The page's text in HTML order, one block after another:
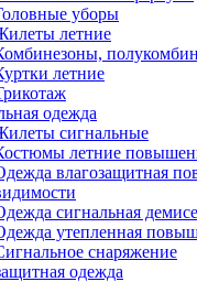
уборы
летние
летние
одежда
сигнальные
летние
влагозащитная
сигнальная
утепленная
снаряжение
одежда